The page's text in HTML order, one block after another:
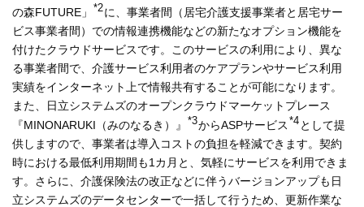
の森FUTURE」 *2に、事業者間（居宅介護支援事業者と居宅サー
ビス事業者間）での情報連携機能などの新たなオプション機能を
付けたクラウドサービスです。このサービスの利用により、異な
る事業者間で、介護サービス利用者のケアプランやサービス利用
実績をインターネット上で情報共有することが可能になります。
また、日立システムズのオープンクラウドマーケットプレース
『MINONARUKI（みのなるき）』 *3からASPサービス *4 として提
供しますので、事業者は導入コストの負担を軽減できます。契約
時における最低利用期間も1カ月と、気軽にサービスを利用できま
す。さらに、介護保険法の改正などに伴うバージョンアップも日
立システムズのデータセンターで一括して行うため、更新作業な